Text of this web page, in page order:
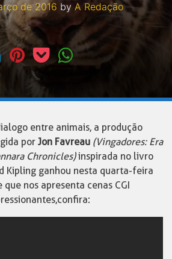
de 2016 by A Redação
entre animais, a produção
porJon Favreau (Vingadores: Era
Chronicles)inspirada no livro
Kipling ganhou nesta quarta-feira
nos apresenta cenas CGI
confira: